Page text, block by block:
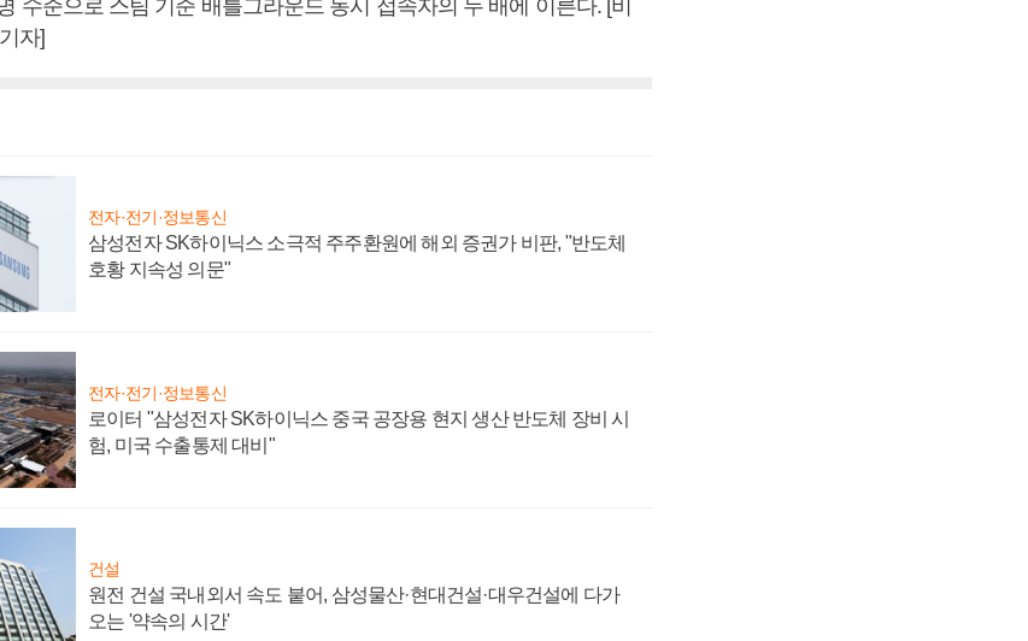
수준으로 스팀 기준 배틀그라운드 동시 접속자의 두 배에 이른다. [비
자]
전자·전기·정보통신
삼성전자 SK하이닉스 소극적 주주환원에 해외 증권가 비판, "반도체
호황 지속성 의문"
전자·전기·정보통신
로이터 "삼성전자 SK하이닉스 중국 공장용 현지 생산 반도체 장비 시
험, 미국 수출통제 대비"
건설
원전 건설 국내외서 속도 붙어, 삼성물산·현대건설·대우건설에 다가
오는 '약속의 시간'